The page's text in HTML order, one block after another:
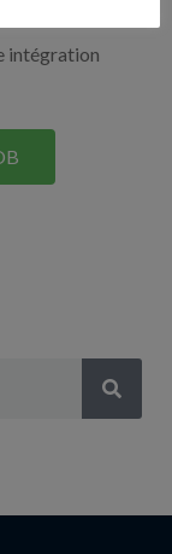
intégration